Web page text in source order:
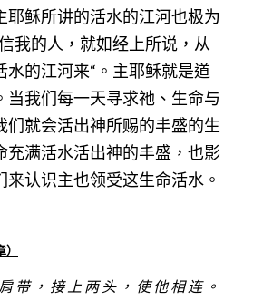
耶稣所讲的活水的江河也极为
我的人，就如经上所说，从
水的江河来“。主耶稣就是道
当我们每一天寻求祂、生命与
们就会活出神所赐的丰盛的生
充满活水活出神的丰盛，也影
来认识主也领受这生命活水。
）
肩 带 ， 接 上 两 头 ， 使 他 相 连 。